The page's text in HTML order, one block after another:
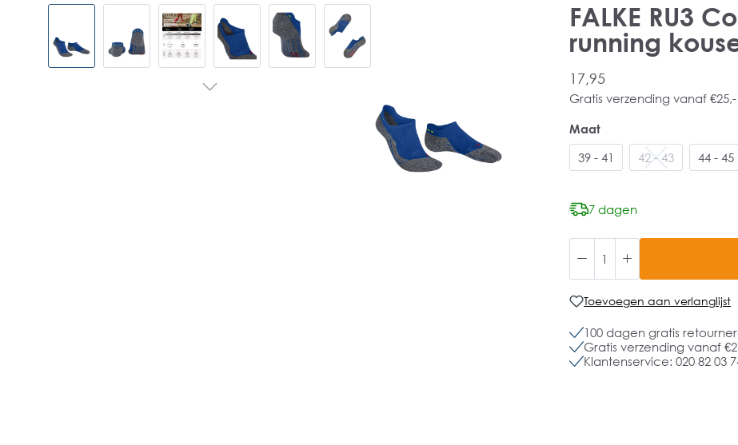
FALKE RU3
running
17,95
Gratis verzending vanaf €25,-
Maat
39 - 41
42 - 43 44 - 45
7 dagen
Toevoegen aan verlanglijst
100 dagen gratis
Gratis verzending vanaf
Klantenservice: 020 82 03